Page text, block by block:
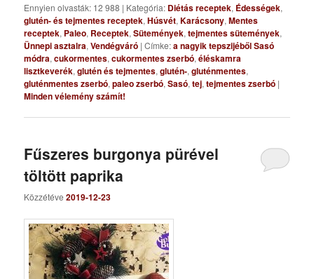
Ennyien olvasták: 12 988 | Kategória: Diétás receptek, Édességek,
glutén- és tejmentes receptek,Húsvét,Karácsony,Mentes
receptek, Paleo, Receptek,Sütemények,tejmentes sütemények,
Ünnepi asztalra,Vendégváró |Címke:a nagyik tepszijéből Sasó
módra,cukormentes,cukormentes zserbó,éléskamra
lisztkeverék,glutén és tejmentes,glutén-,gluténmentes,
gluténmentes zserbó,paleo zserbó,Sasó,tej,tejmentes zserbó |
Minden vélemény számít!
Fűszeres burgonya pürével
töltött paprika
Közzétéve2019-12-23